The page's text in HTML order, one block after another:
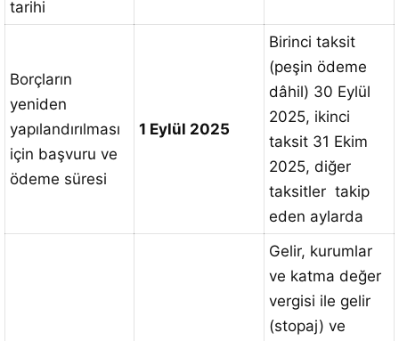
tarihi
Borçların
yeniden
yapılandırılması
için başvuru ve
ödeme süresi
1 Eylül 2025
Birinci taksit
(peşin ödeme
dâhil) 30 Eylül
2025, ikinci
taksit 31 Ekim
2025, diğer
taksitler takip
eden aylarda
Gelir, kurumlar
ve katma değer
vergisi ile gelir
(stopaj) ve